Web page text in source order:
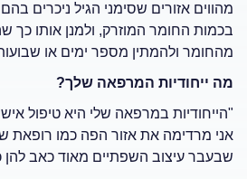
מהווים אזורים שסימני הגיל ניכרים
בכמות החומר המוזרק, ולמנן אותו כך
מהחומר ולהמתין מספר ימים או
מה ייחודיות המרפאה שלך?
"הייחודיות במרפאה שלי היא טיפול
אני מרדימה את אזור הפה כמו רופאת
שבעבר עיצוב השפתיים מאוד כאב